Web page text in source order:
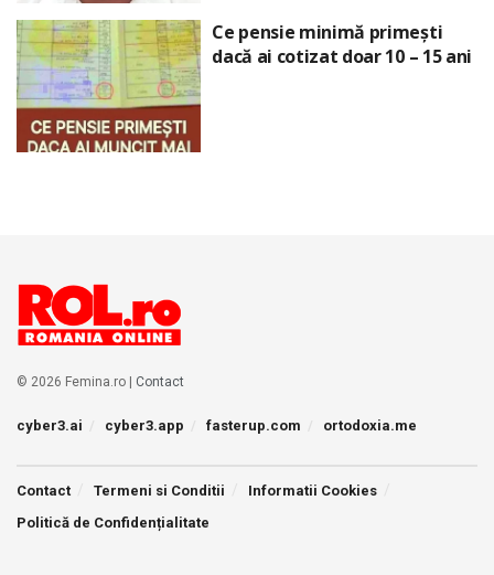
Ce pensie minimă primești
dacă ai cotizat doar 10 – 15 ani
© 2026 Femina.ro | Contact
cyber3.ai cyber3.app fasterup.com ortodoxia.me
Contact Termeni si Conditii
Informatii Cookies
Politică de Confidențialitate